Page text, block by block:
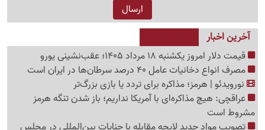
آخرین اخبار
قیمت دلار امروز یکشنبه 18 مرداد 1405؛ عقب‌نشینی یورو
مصرف انواع دخانیات عامل 40 درصد سرطان‌ها در ایران است
نورویدئو | هرمز؛ مذاکره برای تردد یا بازی بزرگ‌تر
عراقچی: هیچ مذاکره‌ای با آمریکا نداریم؛ باز شدن تنگه هرمز
مشروط است